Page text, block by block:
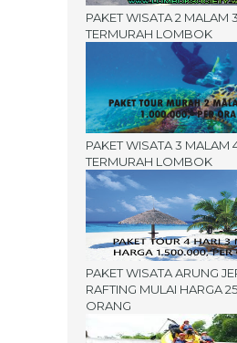
PAKET WISATA 2 MALAM
TERMURAH LOMBOK
PAKET WISATA 3 MALAM
TERMURAH LOMBOK
PAKET WISATA ARUNG
RAFTING MULAI HARGA
ORANG